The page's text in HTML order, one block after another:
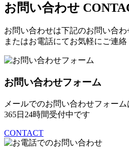
お問い合わせ
お問い合わせは下記のお問い合わ
またはお電話にてお気軽にご連絡
お問い合わせフォーム
メールでのお問い合わせフォーム
365日24時間受付中です
CONTACT